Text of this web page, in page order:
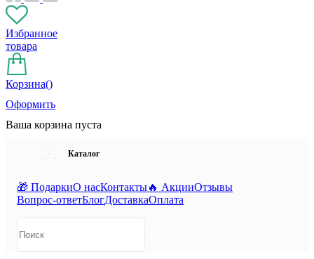
Избранное
товара
Корзина()
Оформить
Ваша корзина пуста
Каталог
🎁 ПодаркиО насКонтакты🔥 АкцииОтзывы
Вопрос-ответБлогДоставкаОплата